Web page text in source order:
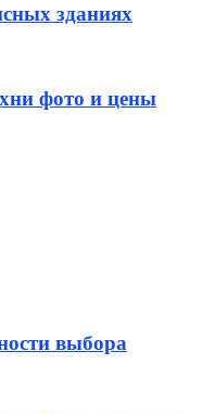
зданиях
фото и цены
выбора